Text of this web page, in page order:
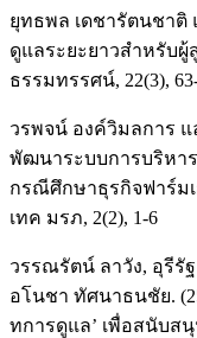
ยุทธพล เดชารัตนชาติ
ดูแลระยะยาวสำหรับผู้
ธรรมทรรศน์, 22(3),
วรพจน์ องค์วิมลการ
พัฒนาระบบการบริหา
กรณีศึกษาธุรกิจฟาร์ม
เทค มรภ, 2(2), 1-6
วรรณรัตน์ ลาวัง, อุรีรั
อโนชา ทัศนาธนชัย.
ทการดูแล’ เพื่อสนับส